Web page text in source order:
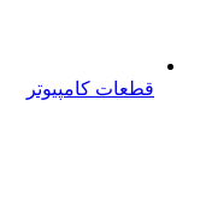
قطعات کامپیوتر